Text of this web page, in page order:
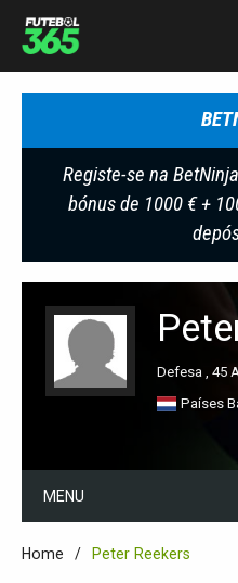
Registe-se na
bónus de 1000 € +
Defesa , 45
Países
MENU
Home Peter Reekers